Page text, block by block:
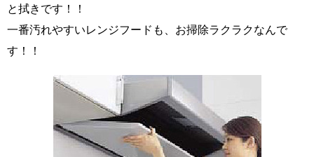
と拭きです！！
一番汚れやすいレンジフードも、お掃除ラクラクなんで
す！！